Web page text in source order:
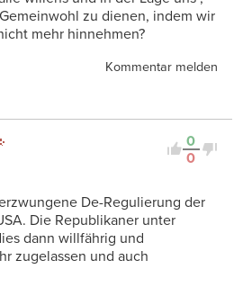
zu dienen, indem wir
mehr hinnehmen?
Kommentar melden
0
0
De-Regulierung der
Die Republikaner unter
dann willfährig und
zugelassen und auch